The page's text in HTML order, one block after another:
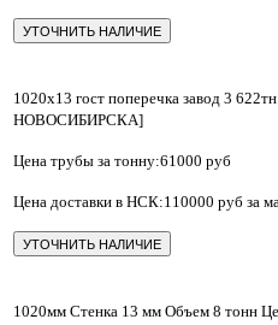
УТОЧНИТЬ НАЛИЧИЕ
⁠1020х13 гост поперечка завод 3
НОВОСИБИРСКА]
Цена трубы за тонну:61000 руб
Цена доставки в НСК:110000 руб за
УТОЧНИТЬ НАЛИЧИЕ
1020мм Стенка 13 мм Объем 8 тонн